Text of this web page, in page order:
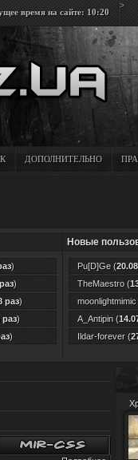
>
время на сайте: 10:20
ДОПОЛНИТЕЛЬНО
)
)
раз)
)
)
Новые
Pu[D]Ge(
TheMaestro(
moonlightmimic
A_Antipin(
Ildar-forever(